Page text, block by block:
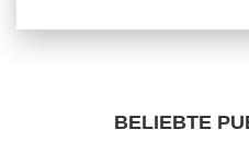
BELIEBTE